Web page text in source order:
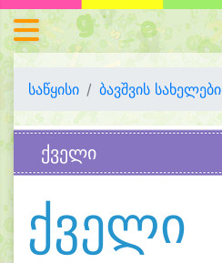
საწყისი ბავშვის სახელები
ქველი
ქველი